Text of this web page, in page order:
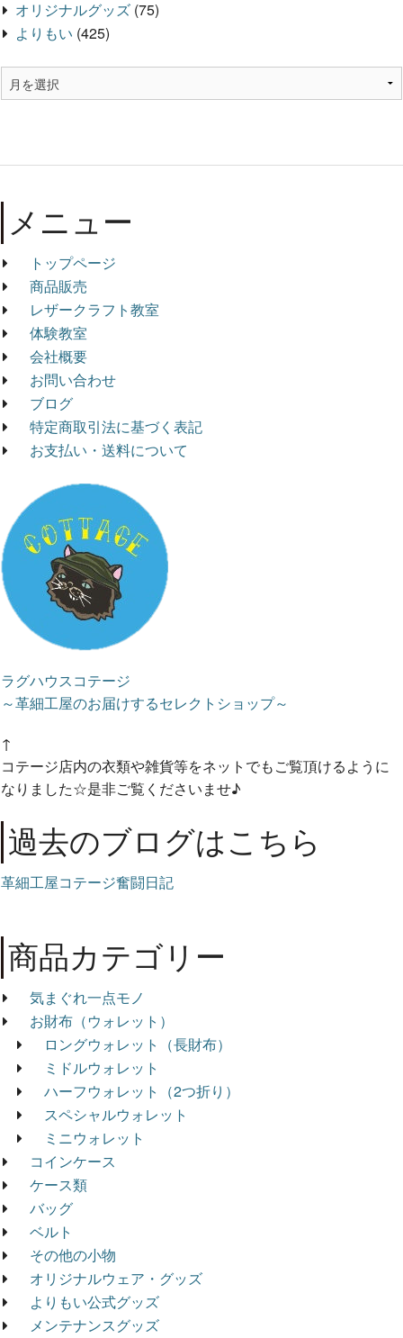
オリジナルグッズ (75)
よりもい (425)
メニュー
トップページ
商品販売
レザークラフト教室
体験教室
会社概要
お問い合わせ
ブログ
特定商取引法に基づく表記
お支払い・送料について
ラグハウスコテージ
～革細工屋のお届けするセレクトショップ～
↑
コテージ店内の衣類や雑貨等をネットでもご覧頂けるように
なりました☆是非ご覧くださいませ♪
過去のブログはこちら
革細工屋コテージ奮闘日記
商品カテゴリー
気まぐれ一点モノ
お財布（ウォレット）
ロングウォレット（長財布）
ミドルウォレット
ハーフウォレット（2つ折り）
スペシャルウォレット
ミニウォレット
コインケース
ケース類
バッグ
ベルト
その他の小物
オリジナルウェア・グッズ
よりもい公式グッズ
メンテナンスグッズ